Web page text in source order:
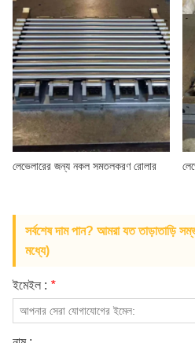
পণ্য
খবর
কেস
কারখানা প্রদর্শন
আমাদের সাথে যোগাযোগ করুন
লেভেলারের জন্য নকল সমতলকরণ রোলার
সর্বশেষ দাম পান? আমরা যত তাড়াতাড়ি
মধ্যে)
ইমেইল : *